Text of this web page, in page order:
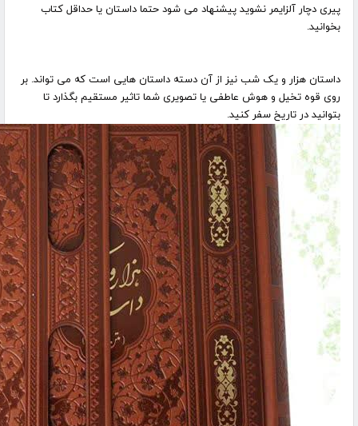
پیری دچار آلزایمر نشوید پیشنهاد می شود حتما داستان یا حداقل کتاب
بخوانید.
داستان هزار و یک شب نیز از آن دسته داستان هایی است که می تواند. بر
روی قوه تخیل و هوش عاطفی یا تصویری شما تاثیر مستقیم بگذارد تا
بتوانید در تاریخ سفر کنید.